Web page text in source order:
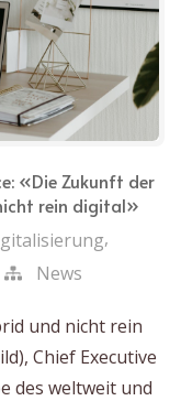
«Die Zukunft der
rein digital»
,
News
und nicht rein
Chief Executive
des weltweit und